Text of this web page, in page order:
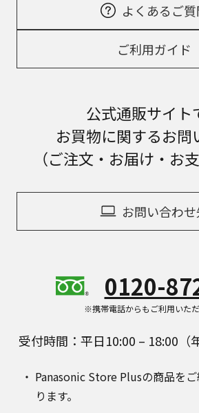
よくあるご
ご利用ガイド
公式通販サイト
お買物に関するお問
（ご注文・お届け・お
お問い合わ
0120-
※携帯電話からもご利用いた
受付時間：平日10:00 – 18:00（
Panasonic Store Plusの商品を
ります。